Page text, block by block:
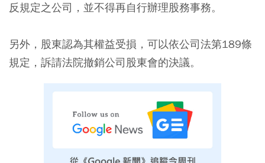
反規定之公司，並不得再自行辦理股務事務。
另外，股東認為其權益受損，可以依公司法第189條
規定，訴請法院撤銷公司股東會的決議。